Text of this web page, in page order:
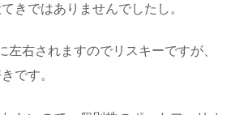
きではありませんでしたし。
左右されますのでリスキーですが、
です。